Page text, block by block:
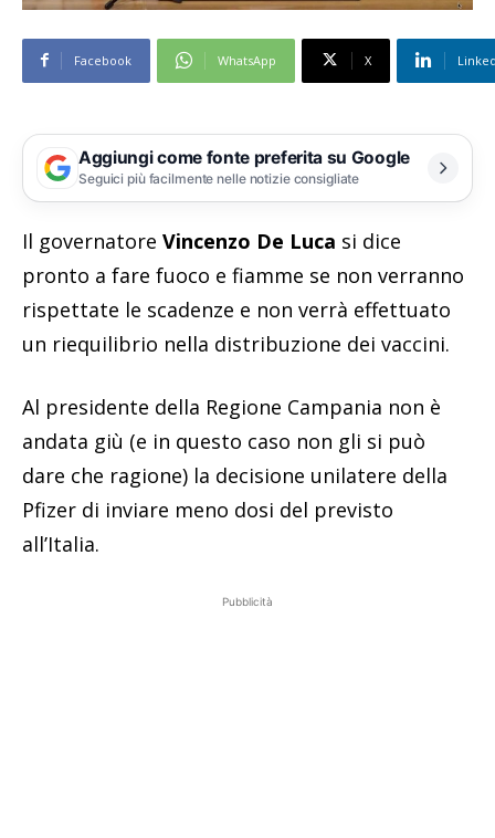
Facebook WhatsApp X
Aggiungi come fonte preferita su Google
Seguici più facilmente nelle notizie consigliate
Il governatore Vincenzo De Luca si dice
pronto a fare fuoco e fiamme se non verranno
rispettate le scadenze e non verrà effettuato
un riequilibrio nella distribuzione dei vaccini.
Al presidente della Regione Campania non è
andata giù (e in questo caso non gli si può
dare che ragione) la decisione unilatere della
Pfizer di inviare meno dosi del previsto
all’Italia.
Pubblicità